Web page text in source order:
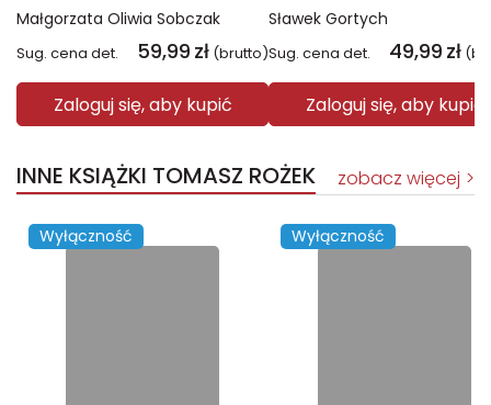
Małgorzata Oliwia Sobczak
Sug. cena det. 59,99 zł (brutto)
Zaloguj się, aby kupić
Sławek Gortych
Sug. cena det. 49,99 zł
Zaloguj się, aby kupić
INNE KSIĄŻKI TOMASZ ROŻEK zobacz więcej
Wyłączność Wyłączność